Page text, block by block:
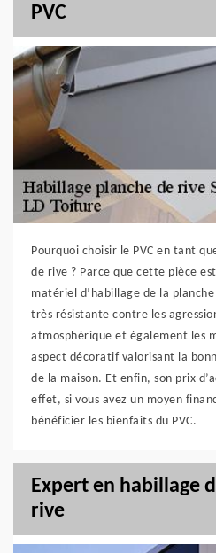
PVC
Pourquoi choisir le PVC en tant
de rive ? Parce que cette pièce
matériel d’habillage de la
très résistante contre les
atmosphérique et également les
aspect décoratif valorisant la
de la maison. Et enfin, son prix
effet, si vous avez un moyen
bénéficier les bienfaits du PVC.
Expert en habillage
rive